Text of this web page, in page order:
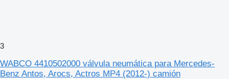
3
WABCO 4410502000 válvula neumática para Mercedes-
Benz Antos, Arocs, Actros MP4 (2012-) camión